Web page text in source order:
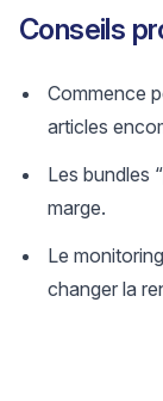
Conseils
Commence
articles
Les bundles
marge.
Le
changer la